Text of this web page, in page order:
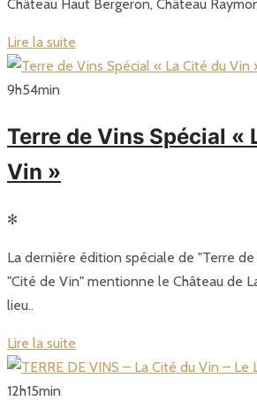
Château Haut Bergeron, Château
Lire la suite
9h54min
Terre de Vins Spécial «
Vin »
✻
La dernière édition spéciale de "Terre
"Cité de Vin" mentionne le Château de
lieu..
Lire la suite
12h15min